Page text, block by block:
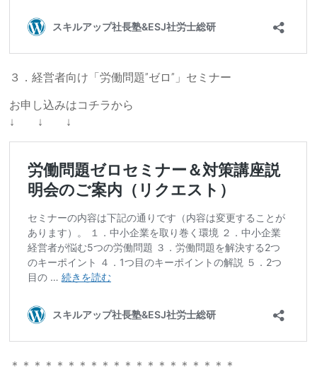
３．経営者向け「労働問題”ゼロ”」セミナー
お申し込みはコチラから
↓ ↓ ↓
＊＊＊＊＊＊＊＊＊＊＊＊＊＊＊＊＊＊＊＊